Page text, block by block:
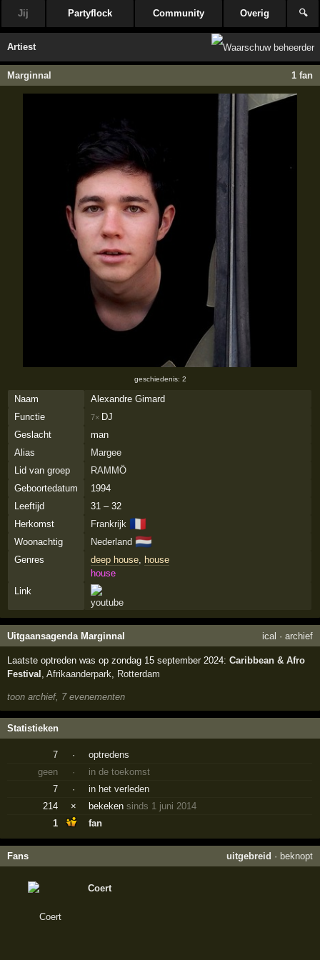
Jij Partyflock Community Overig 🔍
Artiest
Marginnal 1 fan
geschiedenis: 2
Naam
Alexandre Gimard
Functie
7× DJ
Geslacht
man
Alias
Margee
Lid van groep
RAMMÖ
Geboortedatum
1994
Leeftijd
31 – 32
Herkomst
Frankrijk 🇫🇷
Woonachtig Nederland 🇳🇱
Genres deep house,
house
house
Link
Uitgaansagenda Marginnal ical · archief
Laatste optreden was op zondag 15 september 2024:Caribbean & Afro
Festival
,Afrikaanderpark Rotterdam
toon archief, 7 evenementen
Statistieken
7 ·
optredens
geen
·
in de toekomst
7
·
in het verleden
214
× bekekensinds 1 juni 2014
1
fan
Fans uitgebreid · beknopt
Coert